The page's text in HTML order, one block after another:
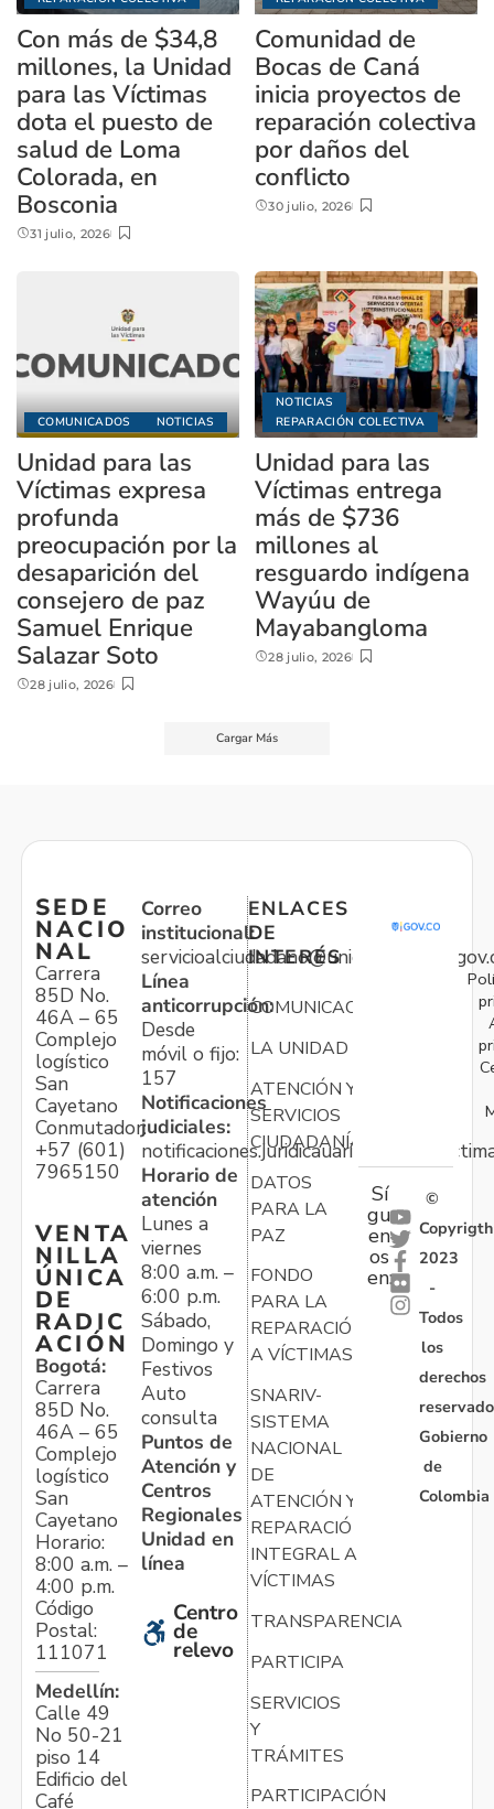
Con más de $34,8
millones, la Unidad
para las Víctimas
dota el puesto de
salud de Loma
Colorada, en
Bosconia
31 julio, 2026
Comunidad de
Bocas de Caná
inicia proyectos de
reparación colectiva
por daños del
conflicto
30 julio, 2026
COMUNICADOS NOTICIAS
Unidad para las
Víctimas expresa
profunda
preocupación por la
desaparición del
consejero de paz
Samuel Enrique
Salazar Soto
28 julio, 2026
NOTICIAS
REPARACIÓN COLECTIVA
Unidad para las
Víctimas entrega
más de $736
millones al
resguardo indígena
Wayúu de
Mayabangloma
28 julio, 2026
Cargar Más
SEDE
NACIO
NAL
Carrera
85D No.
46A – 65
Complejo
logístico
San
Cayetano
Conmutador:
+57 (601)
7965150
VENTA
NILLA
ÚNICA
DE
RADIC
ACIÓN
Bogotá:
Carrera
85D No.
46A – 65
Complejo
logístico
San
Cayetano
Horario:
8:00 a.m. –
4:00 p.m.
Código
Postal:
111071
Medellín:
Calle 49
No 50-21
piso 14
Edificio del
Café
Correo
institucional:
Línea
anticorrupción:
Desde
móvil o fijo:
157
Notificaciones
judiciales:
Horario de
atención
Lunes a
viernes
8:00 a.m. –
6:00 p.m.
Sábado,
Domingo y
Festivos
Auto
consulta
Puntos de
Atención y
Centros
Regionales
Unidad en
línea
Centro
de
relevo
ENLACES
DE
INTERÉS
COMUNICACIONES
LA UNIDAD
ATENCIÓN Y
SERVICIOS
CIUDADANÍA
DATOS
PARA LA
PAZ
FONDO
PARA LA
REPARACIÓN
A VÍCTIMAS
SNARIV-
SISTEMA
NACIONAL
DE
ATENCIÓN Y
REPARACIÓN
INTEGRAL A
VÍCTIMAS
TRANSPARENCIA
PARTICIPA
SERVICIOS
Y
TRÁMITES
PARTICIPACIÓN
Sí
gu
en
os
en:
©
Copyrigth
2023
-
Todos
los
derechos
Gobierno
de
Colombia